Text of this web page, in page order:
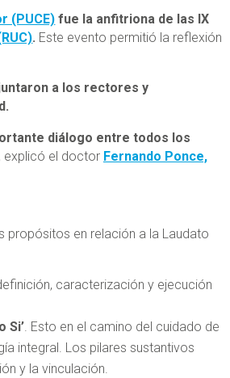
(PUCE) fue la anfitriona de las IX
. Este evento permitió la reflexión
a los rectores y
diálogo entre todos los
explicó el doctor Fernando Ponce,
propósitos en relación a la Laudato
caracterización y ejecución
Si’. Esto en el camino del cuidado de
integral. Los pilares sustantivos
y la vinculación.